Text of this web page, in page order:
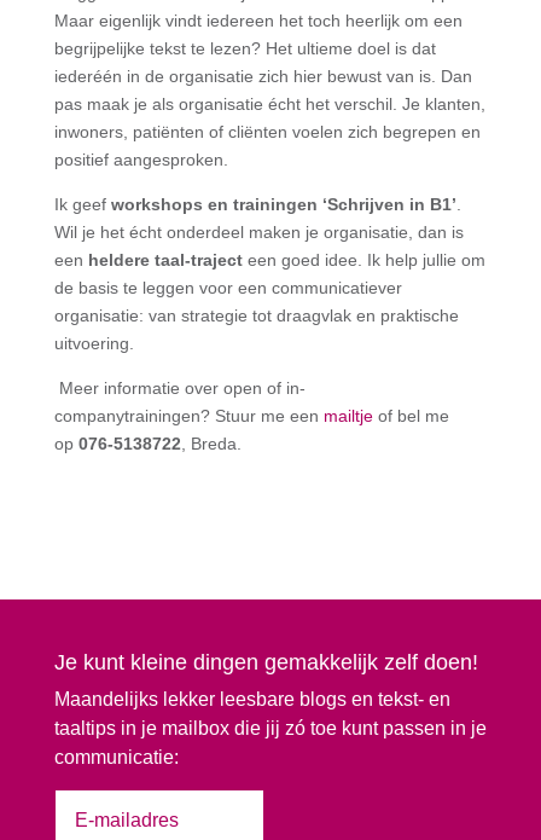
Maar eigenlijk vindt iedereen het toch heerlijk om een
begrijpelijke tekst te lezen? Het ultieme doel is dat
iederéén in de organisatie zich hier bewust van is. Dan
pas maak je als organisatie écht het verschil. Je klanten,
inwoners, patiënten of cliënten voelen zich begrepen en
positief aangesproken.
Ik geef workshops en trainingen ‘Schrijven in B1’
Wil je het écht onderdeel maken je organisatie, dan is
een heldere taal-trajecteen goed idee. Ik help jullie om
de basis te leggen voor een communicatiever
organisatie: van strategie tot draagvlak en praktische
uitvoering.
Meer informatie over open of in-
companytrainingen? Stuur me een mailtjeof bel me
op 076-5138722 , Breda.
Je kunt kleine dingen gemakkelijk zelf doen!
Maandelijks lekker leesbare blogs en tekst- en
taaltips in je mailbox die jij zó toe kunt passen in je
communicatie: